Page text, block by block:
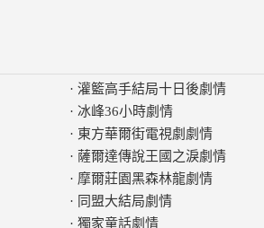
· 灌籃高手結局十日後劇情
· 冰峰36小時劇情
· 東方華爾街電視劇劇情
· 薩爾達傳說王國之淚劇情
· 摩爾莊園黑森林龍劇情
· 同盟大結局劇情
· 獨家童話劇情